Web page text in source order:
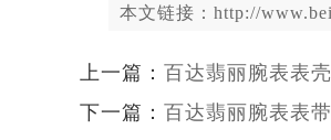
本文链接：http://
上一篇： 百达翡丽腕表表
下一篇： 百达翡丽腕表表